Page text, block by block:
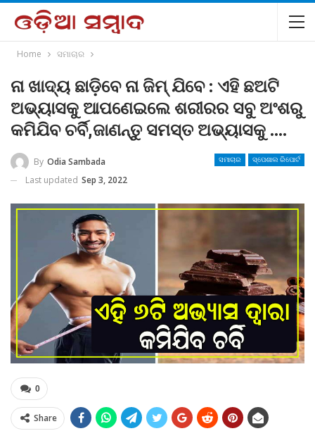
Home ସମାଚାର
ନା ଖାଦ୍ୟ ଛାଡ଼ିବେ ନା ଜିମ୍ ଯିବେ : ଏହି ଛଅଟି
ଅଭ୍ୟାସକୁ ଆପଣେଇଲେ ଶରୀରର ସବୁ ଅଂଶରୁ
କମିଯିବ ଚର୍ବି,ଜାଣନ୍ତୁ ସମସ୍ତ ଅଭ୍ୟାସକୁ ….
ସମାଚାର ସ୍ପେଶାଲ ରିପୋର୍ଟ
By Odia Sambada
Last updated Sep 3, 2022
0
Share